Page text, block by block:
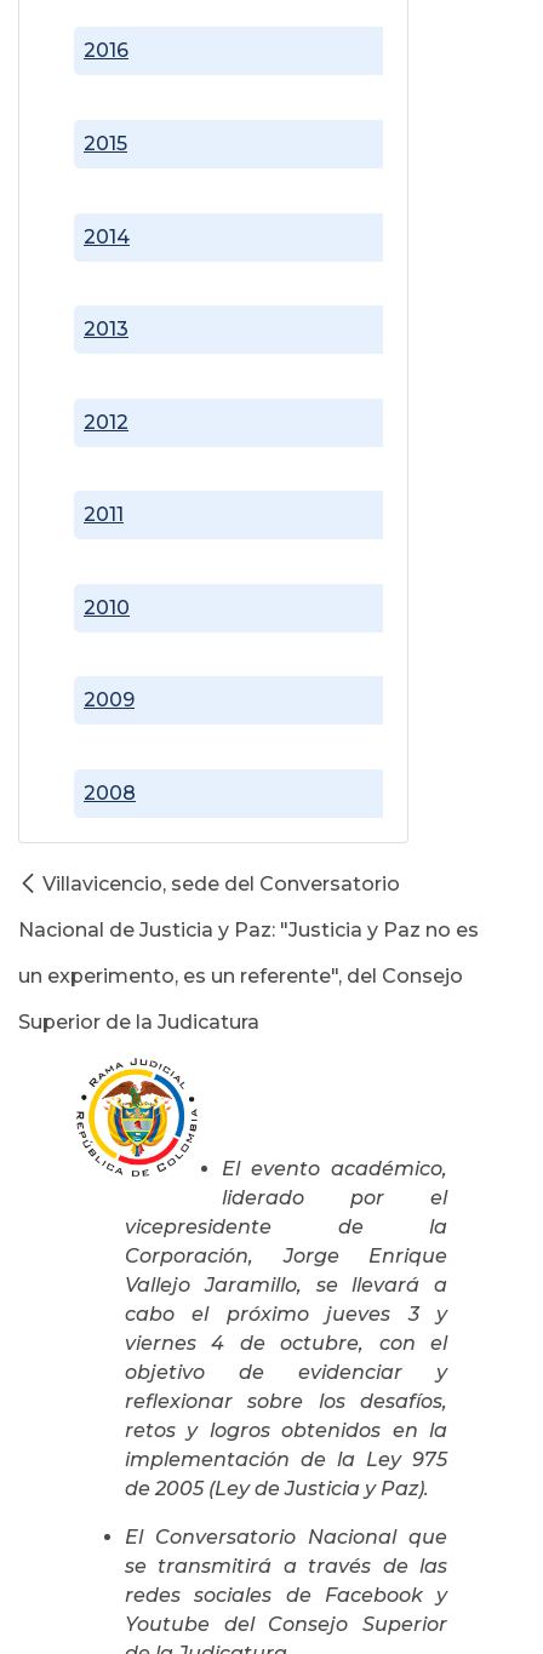
2008
2009
2010
2011
2012
2013
2014
2015
2016
Villavicencio, sede del Conversatorio
Nacional de Justicia y Paz: "Justicia y Paz no es
un experimento, es un referente", del Consejo
Superior de la Judicatura
El evento académico,
liderado por el
vicepresidente de la
Corporación, Jorge Enrique
Vallejo Jaramillo, se llevará a
cabo el próximo jueves 3 y
viernes 4 de octubre, con el
objetivo de evidenciar y
reflexionar sobre los desafíos,
retos y logros obtenidos en la
implementación de la Ley 975
de 2005 (Ley de Justicia y Paz).
El Conversatorio Nacional que
se transmitirá a través de las
redes sociales de Facebook y
Youtube del Consejo Superior